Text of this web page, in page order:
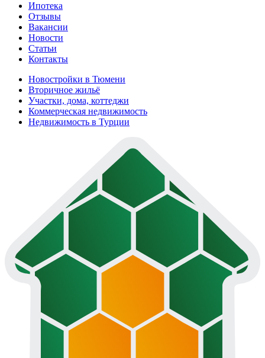
Ипотека
Отзывы
Вакансии
Новости
Статьи
Контакты
Новостройки в Тюмени
Вторичное жильё
Участки, дома, коттеджи
Коммерческая недвижимость
Недвижимость в Турции